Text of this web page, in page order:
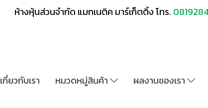
ห้างหุ้นส่วนจำกัด แมกเนติค มาร์เก็ตติ้ง โทร.
เกี่ยวกับเรา หมวดหมู่สินค้า ผลงานของเรา